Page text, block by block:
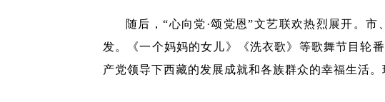
随后，“心向党·颂党恩”文艺联欢热烈展开。
发。《一个妈妈的女儿》《洗衣歌》等歌舞节目轮
产党领导下西藏的发展成就和各族群众的幸福生活